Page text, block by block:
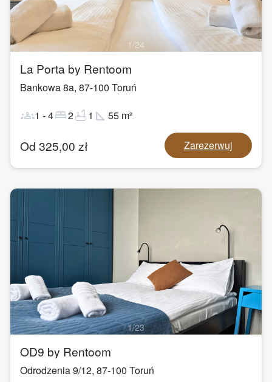
1/24
La Porta by Rentoom
Bankowa 8a, 87-100 Toruń
groups1 -4bed2bathtub1 square_foot 55 m²
Od 325,00 zł Zarezerwuj
1/23
OD9 by Rentoom
Odrodzenia 9/12, 87-100 Toruń